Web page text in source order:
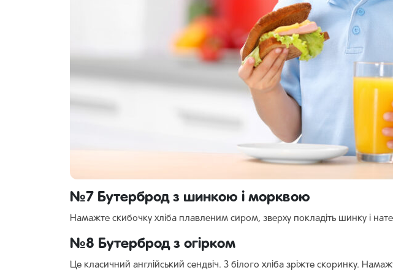
№7 Бутерброд з шинкою і морквою
Намажте скибочку хліба плавленим сиром, зверху покладіть шинку і
№8 Бутерброд з огірком
Це класичний англійський сендвіч. З білого хліба зріжте скоринку.